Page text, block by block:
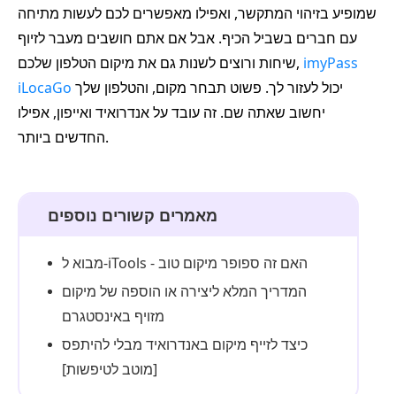
שמופיע בזיהוי המתקשר, ואפילו מאפשרים לכם לעשות מתיחה
עם חברים בשביל הכיף. אבל אם אתם חושבים מעבר לזיוף
שיחות ורוצים לשנות גם את מיקום הטלפון שלכם, imyPass
iLocaGo
יחשוב שאתה שם. זה עובד על אנדרואיד ואייפון, אפילו
החדשים ביותר.
מאמרים קשורים נוספים
מבוא ל-iTools - האם זה ספופר מיקום טוב
המדריך המלא ליצירה או הוספה של מיקום
מזויף באינסטגרם
כיצד לזייף מיקום באנדרואיד מבלי להיתפס
[מוטב לטיפשות]